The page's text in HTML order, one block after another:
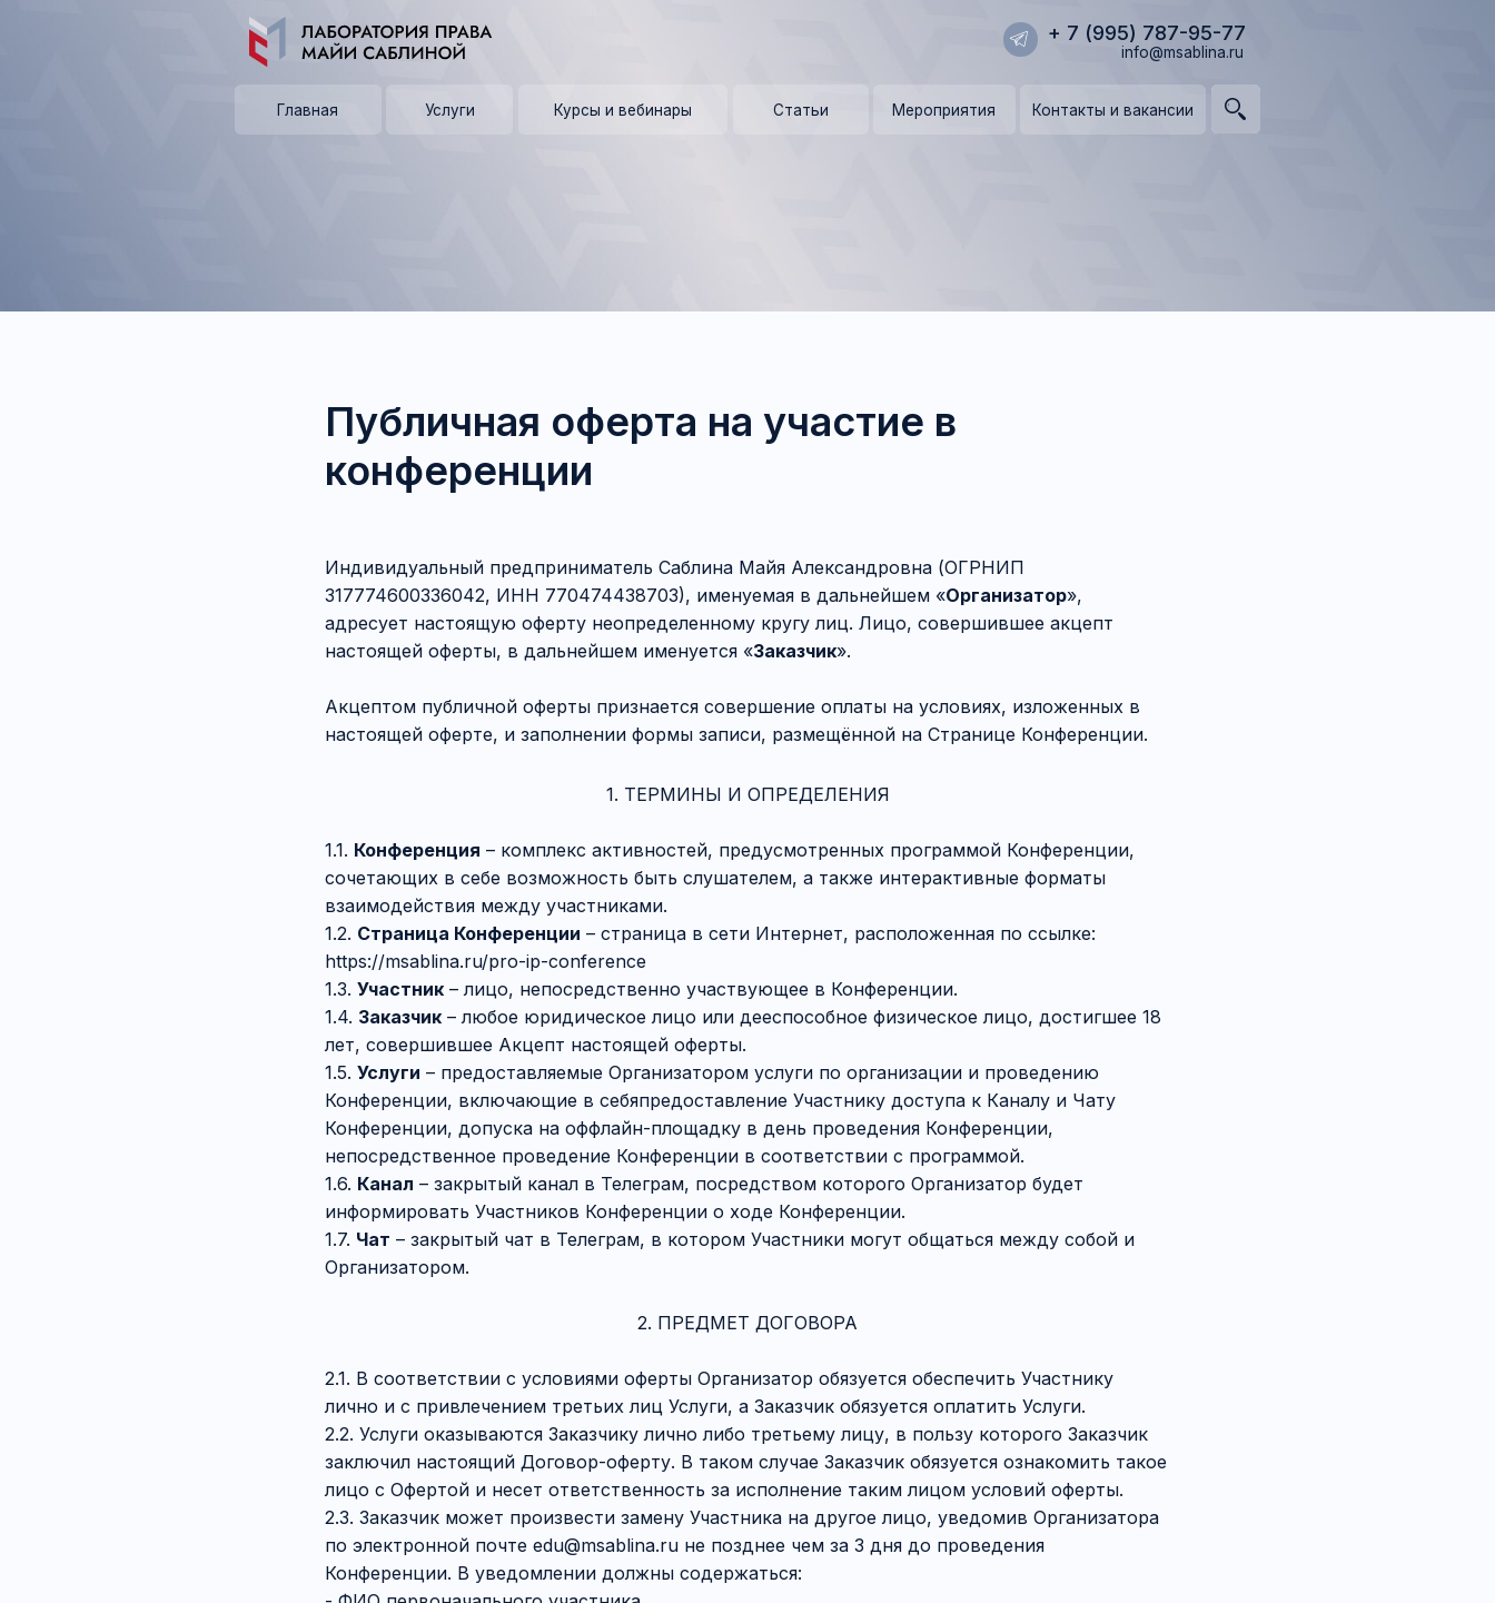
+ 7 (995) 787-95-77
info@msablina.ru
Публичная оферта на участие в
конференции
Индивидуальный предприниматель Саблина Майя Александровна (ОГРНИП
317774600336042, ИНН 770474438703), именуемая в дальнейшем «Организатор»,
адресует настоящую оферту неопределенному кругу лиц. Лицо, совершившее акцепт
настоящей оферты, в дальнейшем именуется «Заказчик».
Акцептом публичной оферты признается совершение оплаты на условиях, изложенных в
настоящей оферте, и заполнении формы записи, размещённой на Странице Конференции.
1. ТЕРМИНЫ И ОПРЕДЕЛЕНИЯ
1.1. Конференция – комплекс активностей, предусмотренных программой Конференции,
сочетающих в себе возможность быть слушателем, а также интерактивные форматы
взаимодействия между участниками.
1.2. Страница Конференции – страница в сети Интернет, расположенная по ссылке:
https://msablina.ru/pro-ip-conference
1.3. Участник – лицо, непосредственно участвующее в Конференции.
1.4. Заказчик – любое юридическое лицо или дееспособное физическое лицо, достигшее 18
лет, совершившее Акцепт настоящей оферты.
1.5. Услуги – предоставляемые Организатором услуги по организации и проведению
Конференции, включающие в себяпредоставление Участнику доступа к Каналу и Чату
Конференции, допуска на оффлайн-площадку в день проведения Конференции,
непосредственное проведение Конференции в соответствии с программой.
1.6. Канал – закрытый канал в Телеграм, посредством которого Организатор будет
информировать Участников Конференции о ходе Конференции.
1.7. Чат – закрытый чат в Телеграм, в котором Участники могут общаться между собой и
Организатором.
2. ПРЕДМЕТ ДОГОВОРА
2.1. В соответствии с условиями оферты Организатор обязуется обеспечить Участнику
лично и с привлечением третьих лиц Услуги, а Заказчик обязуется оплатить Услуги.
2.2. Услуги оказываются Заказчику лично либо третьему лицу, в пользу которого Заказчик
заключил настоящий Договор-оферту. В таком случае Заказчик обязуется ознакомить такое
лицо с Офертой и несет ответственность за исполнение таким лицом условий оферты.
2.3. Заказчик может произвести замену Участника на другое лицо, уведомив Организатора
по электронной почте edu@msablina.ru не позднее чем за 3 дня до проведения
Конференции. В уведомлении должны содержаться: